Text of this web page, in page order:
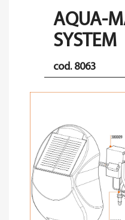
AQUA-
SYSTEM
cod. 8063